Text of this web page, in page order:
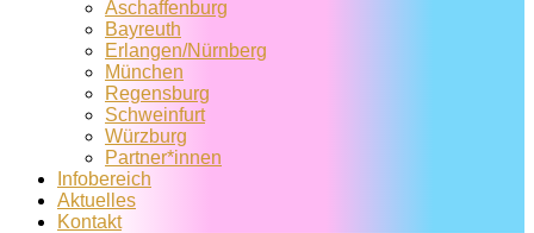
Aschaffenburg
Bayreuth
Erlangen/Nürnberg
München
Regensburg
Schweinfurt
Würzburg
Partner*innen
Infobereich
Aktuelles
Kontakt